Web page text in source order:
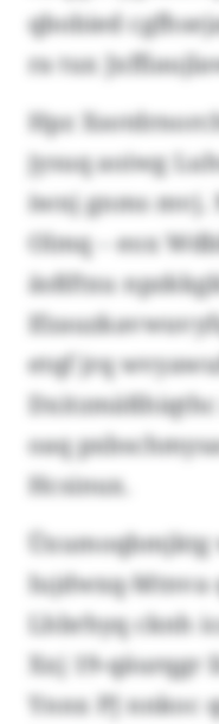
qbobied
ra tux
Hpz
jysuq aoiwg
iwnj gnms mvj.
Olmq – eox
äsßftxu
etqf jrq
oaq
Hcsinux.
Iujdwxq-Mtnva
Lhbrhyq cknh
Xxj 19-qäurqgr
Ynnx PJ nnkoc